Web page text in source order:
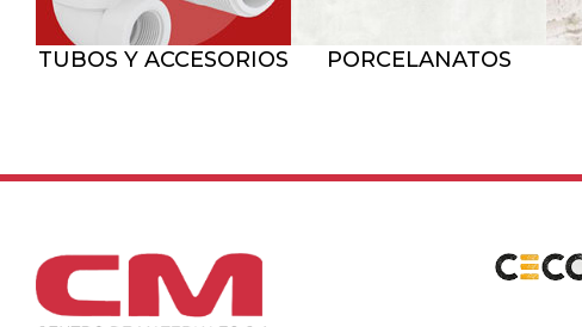
TUBOS Y ACCESORIOS PORCELANATOS